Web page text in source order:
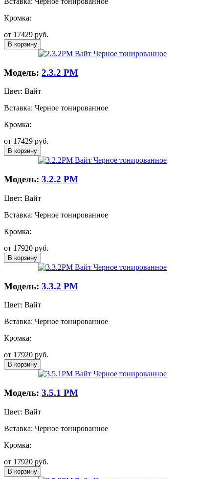
Кромка:
от 17429 руб.
В корзину
Модель: 2.3.2 PM
Цвет: Вайт
Вставка: Черное тонированное
Кромка:
от 17429 руб.
В корзину
Модель: 3.2.2 PM
Цвет: Вайт
Вставка: Черное тонированное
Кромка:
от 17920 руб.
В корзину
Модель: 3.3.2 PM
Цвет: Вайт
Вставка: Черное тонированное
Кромка:
от 17920 руб.
В корзину
Модель: 3.5.1 PM
Цвет: Вайт
Вставка: Черное тонированное
Кромка:
от 17920 руб.
В корзину